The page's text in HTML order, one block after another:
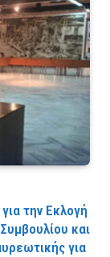
την Εκλογή
και
για